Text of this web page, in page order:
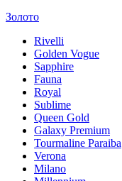
Золото
Rivelli
Golden Vogue
Sapphire
Fauna
Royal
Sublime
Queen Gold
Galaxy Premium
Tourmaline Paraiba
Verona
Milano